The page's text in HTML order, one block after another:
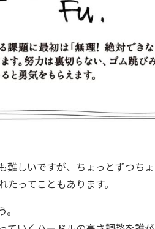
難しいですが、ちょっとずつち
ってこともあります。